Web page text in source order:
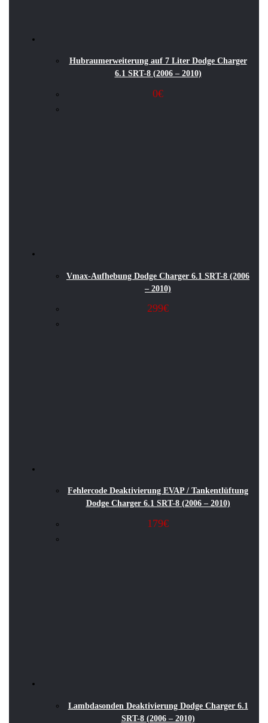
Hubraumerweiterung auf 7 Liter Dodge Charger
6.1 SRT-8 (2006 – 2010)
0€
Vmax-Aufhebung Dodge Charger 6.1 SRT-8 (2006
– 2010)
299€
Fehlercode Deaktivierung EVAP / Tankentlüftung
Dodge Charger 6.1 SRT-8 (2006 – 2010)
179€
Lambdasonden Deaktivierung Dodge Charger 6.1
SRT-8 (2006 – 2010)